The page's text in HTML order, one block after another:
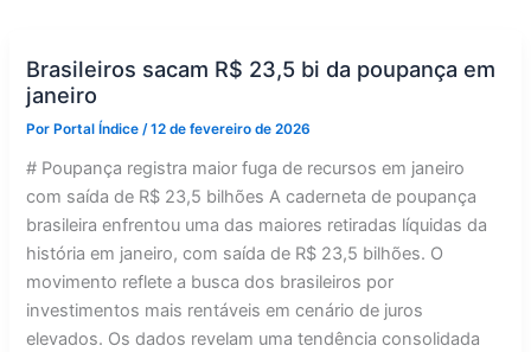
Brasileiros sacam R$ 23,5 bi da poupança em
janeiro
Por Portal Índice/12 de fevereiro de 2026
# Poupança registra maior fuga de recursos em janeiro
com saída de R$ 23,5 bilhões A caderneta de poupança
brasileira enfrentou uma das maiores retiradas líquidas da
história em janeiro, com saída de R$ 23,5 bilhões. O
movimento reflete a busca dos brasileiros por
investimentos mais rentáveis em cenário de juros
elevados. Os dados revelam uma tendência consolidada